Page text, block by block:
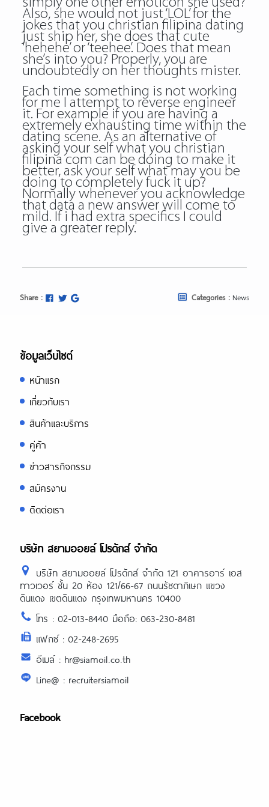
Also, she would not just ‘LOL’ for the
jokes that you christian filipina dating
just ship her, she does that cute
‘hehehe’ or ‘teehee’. Does that mean
she’s into you? Properly, you are
undoubtedly on her thoughts mister.
Each time something is not working
for me I attempt to reverse engineer
it. For example if you are having a
extremely exhausting time within the
dating scene. As an alternative of
asking your self what you christian
filipina com can be doing to make it
better, ask your self what may you be
doing to completely fuck it up?
Normally whenever you acknowledge
that data a new answer will come to
mild. If i had extra specifics I could
give a greater reply.
Share : Categories : News
ข้อมูลเว็บไซต์
หน้าแรก
เกี่ยวกับเรา
สินค้าและบริการ
คู่ค้า
ข่าวสารกิจกรรม
สมัครงาน
ติดต่อเรา
บริษัท สยามออยล์ โปรดักส์ จำกัด
บริษัท สยามออยล์ โปรดักส์ จำกัด 121 อาคารอาร์ เอส
ทาวเวอร์ ชั้น 20 ห้อง 121/66-67 ถนนรัชดาภิเษก แขวง
ดินแดง เขตดินแดง กรุงเทพมหานคร 10400
โทร : 02-013-8440 มือถือ: 063-230-8481
แฟกซ์ : 02-248-2695
อีเมล์ : hr@siamoil.co.th
Line@ : recruitersiamoil
Facebook